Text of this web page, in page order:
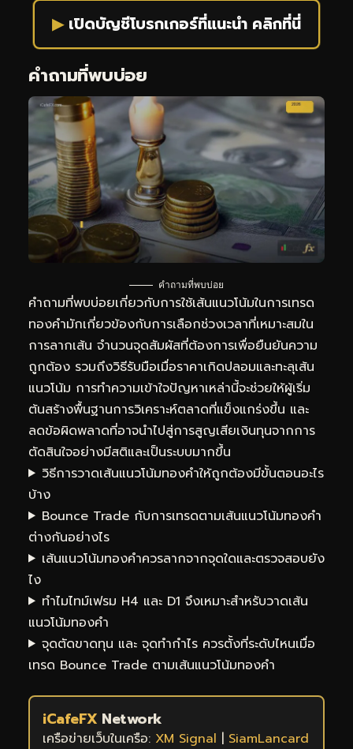
▶เปิดบัญชีโบรกเกอร์ที่แนะนำ คลิกที่นี่
คำถามที่พบบ่อย
คำถามที่พบบ่อย
คำถามที่พบบ่อยเกี่ยวกับการใช้เส้นแนวโน้มในการเทรด
ทองคำมักเกี่ยวข้องกับการเลือกช่วงเวลาที่เหมาะสมใน
การลากเส้น จำนวนจุดสัมผัสที่ต้องการเพื่อยืนยันความ
ถูกต้อง รวมถึงวิธีรับมือเมื่อราคาเกิดปลอมและทะลุเส้น
แนวโน้ม การทำความเข้าใจปัญหาเหล่านี้จะช่วยให้ผู้เริ่ม
ต้นสร้างพื้นฐานการวิเคราะห์ตลาดที่แข็งแกร่งขึ้น และ
ลดข้อผิดพลาดที่อาจนำไปสู่การสูญเสียเงินทุนจากการ
ตัดสินใจอย่างมีสติและเป็นระบบมากขึ้น
วิธีการวาดเส้นแนวโน้มทองคำให้ถูกต้องมีขั้นตอนอะไร
บ้าง
Bounce Trade กับการเทรดตามเส้นแนวโน้มทองคำ
ต่างกันอย่างไร
เส้นแนวโน้มทองคำควรลากจากจุดใดและตรวจสอบยัง
ไง
ทำไมไทม์เฟรม H4 และ D1 จึงเหมาะสำหรับวาดเส้น
แนวโน้มทองคำ
จุดตัดขาดทุน และ จุดทำกำไร ควรตั้งที่ระดับไหนเมื่อ
เทรด Bounce Trade ตามเส้นแนวโน้มทองคำ
iCafeFX Network
เครือข่ายเว็บในเครือ: XM Signal | SiamLancard